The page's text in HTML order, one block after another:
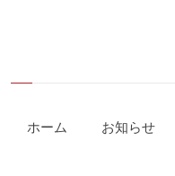
ホーム お知らせ